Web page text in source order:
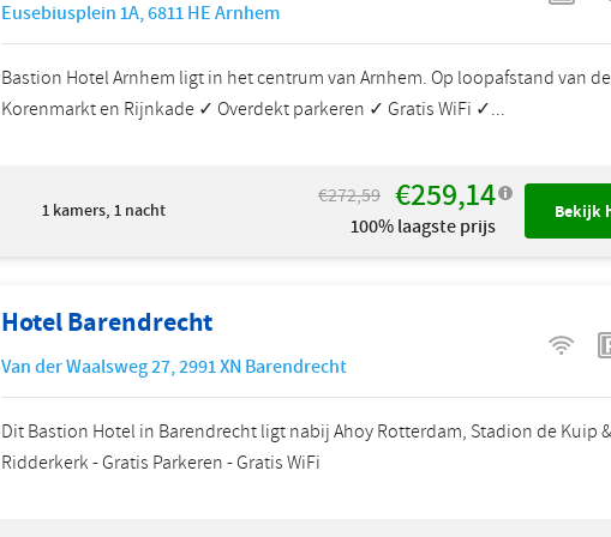
Hotel Barendrecht
Van der Waalsweg 27,2991 XN Barendrecht
Dit Bastion Hotel in Barendrecht ligt nabij Ahoy Rotterdam, Stadion de Kuip &
Ridderkerk - Gratis Parkeren - Gratis WiFi
Eusebiusplein 1A,6811 HEArnhem
Bastion Hotel Arnhem ligt in het centrum van Arnhem. Op loopafstand van de
Korenmarkt en Rijnkade ✓ Overdekt parkeren ✓ Gratis WiFi ✓...
1 kamers, 1 nacht
€272,59 €259,14
100% laagste prijs
Bekijk